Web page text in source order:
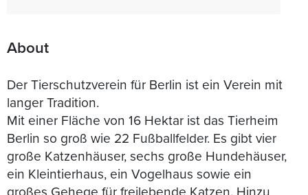
About
Der Tierschutzverein für Berlin ist ein Verein mit
langer Tradition.
Mit einer Fläche von 16 Hektar ist das Tierheim
Berlin so groß wie 22 Fußballfelder. Es gibt vier
große Katzenhäuser, sechs große Hundehäuser,
ein Kleintierhaus, ein Vogelhaus sowie ein
großes Gehege für freilebende Katzen. Hinzu